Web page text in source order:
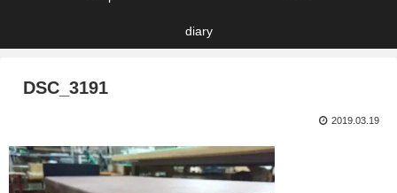
diary
DSC_3191
2019.03.19